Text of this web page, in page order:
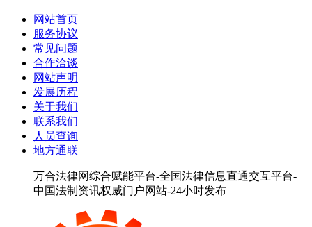
网站首页
服务协议
常见问题
合作洽谈
网站声明
发展历程
关于我们
联系我们
人员查询
地方通联
万合法律网综合赋能平台-全国法律信息直通交互平台-
中国法制资讯权威门户网站-24小时发布